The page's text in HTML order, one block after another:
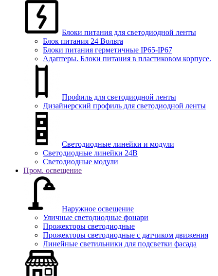
Блоки питания для светодиодной ленты
Блок питания 24 Вольта
Блоки питания герметичные IP65-IP67
Адаптеры. Блоки питания в пластиковом корпусе.
Профиль для светодиодной ленты
Дизайнерский профиль для светодиодной ленты
Светодиодные линейки и модули
Светодиодные линейки 24В
Светодиодные модули
Пром. освещение
Наружное освещение
Уличные светодиодные фонари
Прожекторы светодиодные
Прожекторы светодиодные с датчиком движения
Линейные светильники для подсветки фасада